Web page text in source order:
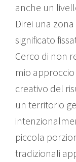
anche un
Direi una
significato
Cerco di non
mio
creativo del
un territorio
piccola
tradizionali